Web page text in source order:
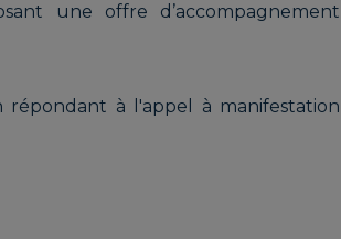
une offre d’accompagnement
répondant à l'appel à manifestation